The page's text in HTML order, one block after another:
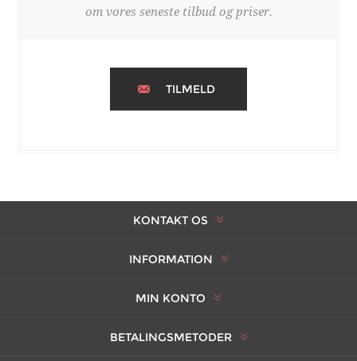
om vores seneste tilbud og priser.
TILMELD
KONTAKT OS
INFORMATION
MIN KONTO
BETALINGSMETODER